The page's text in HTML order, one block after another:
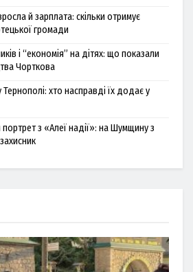
й зарплата: скільки отримує
громади
і “економія” на дітях: що показали
Чорткова
хто насправді їх додає у
портрет з «Алеї надії»: на Шумщину з